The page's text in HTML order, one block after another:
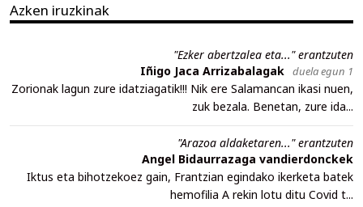
Azken iruzkinak
"Ezker abertzalea eta..." erantzuten
Iñigo Jaca Arrizabalagak duela egun 1
Zorionak lagun zure idatziagatik!!! Nik ere Salamancan ikasi nuen,
zuk bezala. Benetan, zure ida...
"Arazoa aldaketaren..." erantzuten
Angel Bidaurrazaga vandierdonckek
Iktus eta bihotzekoez gain, Frantzian egindako ikerketa batek
hemofilia A rekin lotu ditu Covid t...